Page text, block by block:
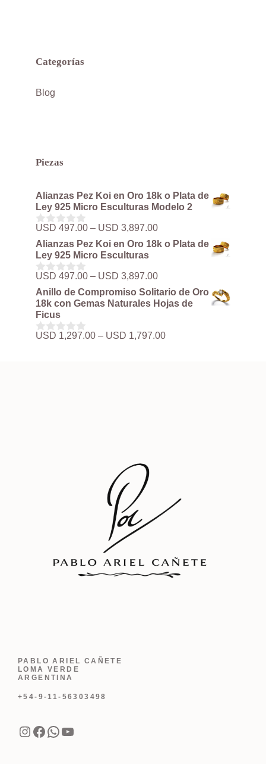
Categorías
Blog
Piezas
Alianzas Pez Koi en Oro 18k o Plata de
Ley 925 Micro Esculturas Modelo 2
0
d
e
5
USD 497.00 – USD 3,897.00Rango
de
precios:
USD 497.00
USD 3,897.00
Alianzas Pez Koi en Oro 18k o Plata de
Ley 925 Micro Esculturas
0
d
e
5
USD 497.00 – USD 3,897.00Rango
de
precios:
desde
hasta
Anillo de Compromiso Solitario de Oro
18k con Gemas Naturales Hojas de
Ficus
0
USD 1,297.00 – USD 1,797.00Rango
PABLO ARIEL CAÑETE
LOMA VERDE
ARGENTINA
+54-9-11-56303498
Instagram
Facebook
WhatsApp
YouTube